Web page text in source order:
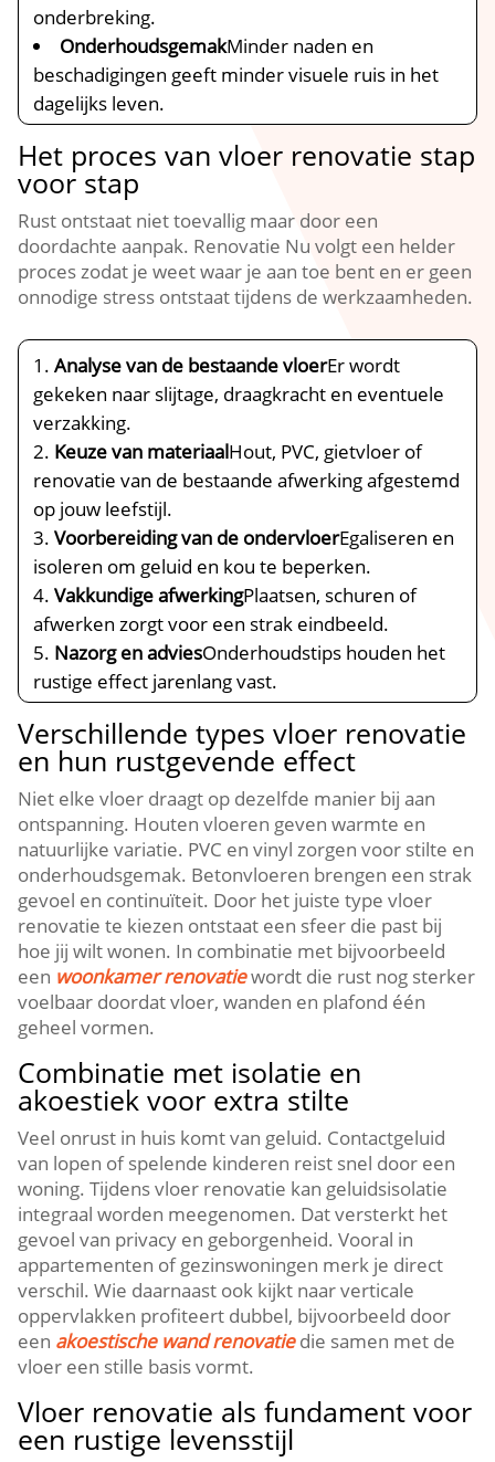
onderbreking.​
OnderhoudsgemakMinder naden en
beschadigingen geeft minder visuele ruis in het
dagelijks leven.​
Het proces van vloer renovatie stap
voor stap
Rust ontstaat niet toevallig maar door een
doordachte aanpak.​ Renovatie Nu volgt een helder
proces zodat je weet waar je aan toe bent en er geen
onnodige stress ontstaat tijdens de werkzaamheden.​
Analyse van de bestaande vloerEr wordt
gekeken naar slijtage, draagkracht en eventuele
verzakking.​
Keuze van materiaalHout, PVC, gietvloer of
renovatie van de bestaande afwerking afgestemd
op jouw leefstijl.​
Voorbereiding van de ondervloerEgaliseren en
isoleren om geluid en kou te beperken.​
Vakkundige afwerkingPlaatsen, schuren of
afwerken zorgt voor een strak eindbeeld.​
Nazorg en adviesOnderhoudstips houden het
rustige effect jarenlang vast.​
Verschillende types vloer renovatie
en hun rustgevende effect
Niet elke vloer draagt op dezelfde manier bij aan
ontspanning.​ Houten vloeren geven warmte en
natuurlijke variatie.​ PVC en vinyl zorgen voor stilte en
onderhoudsgemak.​ Betonvloeren brengen een strak
gevoel en continuïteit.​ Door het juiste type vloer
renovatie te kiezen ontstaat een sfeer die past bij
hoe jij wilt wonen.​ In combinatie met bijvoorbeeld
een woonkamer renovatiewordt die rust nog sterker
voelbaar doordat vloer, wanden en plafond één
geheel vormen.​
Combinatie met isolatie en
akoestiek voor extra stilte
Veel onrust in huis komt van geluid.​ Contactgeluid
van lopen of spelende kinderen reist snel door een
woning.​ Tijdens vloer renovatie kan geluidsisolatie
integraal worden meegenomen.​ Dat versterkt het
gevoel van privacy en geborgenheid.​ Vooral in
appartementen of gezinswoningen merk je direct
verschil.​ Wie daarnaast ook kijkt naar verticale
oppervlakken profiteert dubbel, bijvoorbeeld door
een akoestische wand renovatiedie samen met de
vloer een stille basis vormt.​
Vloer renovatie als fundament voor
een rustige levensstijl